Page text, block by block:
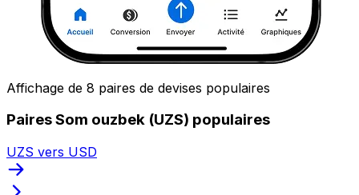
Affichage de 8 paires de devises populaires
Paires Som ouzbek (UZS) populaires
UZS vers USD